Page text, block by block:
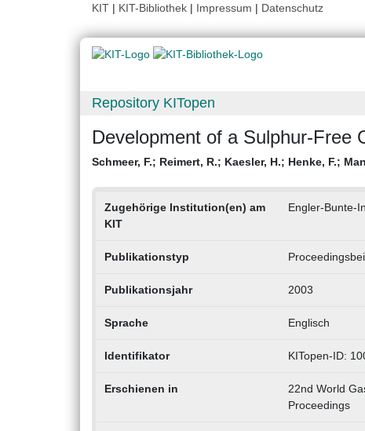
KIT | KIT-Bibliothek | Impressum | Datenschutz
Repository KITopen
Development of a Sulphur-Free
Schmeer, F.; Reimert, R.; Kaesler, H.; Henke, F.;
Zugehörige Institution(en) am
KIT
Engler-Bunte-
Publikationstyp
Publikationsjahr 2003
Sprache Englisch
Identifikator KITopen-ID:
Erschienen in
22nd World
Proceedings